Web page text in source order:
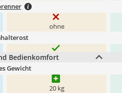
ohne
Bedienkomfort
Gewicht
20 kg